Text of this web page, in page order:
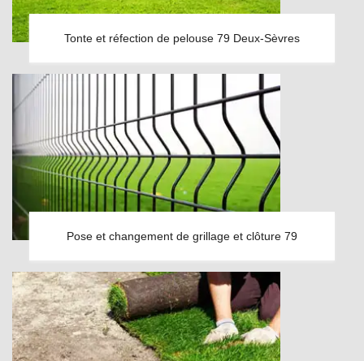
Tonte et réfection de pelouse 79 Deux-Sèvres
Pose et changement de grillage et clôture 79